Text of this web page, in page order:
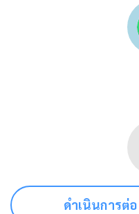
ดำเนินการต่อ